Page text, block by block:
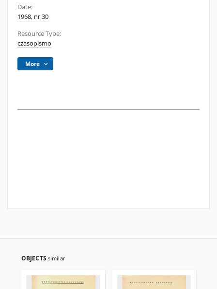
Date:
1968, nr 30
Resource Type:
czasopismo
More
OBJECTS similar